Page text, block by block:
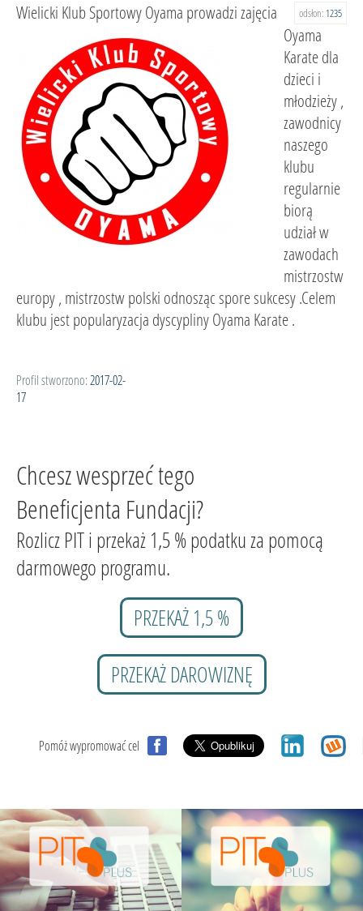
odsłon: 1235
Wielicki Klub Sportowy Oyama prowadzi zajęcia
Oyama
Karate dla
dzieci i
młodzieży ,
zawodnicy
naszego
klubu
regularnie
biorą
udział w
zawodach
mistrzostw
europy , mistrzostw polski odnosząc spore sukcesy .Celem
klubu jest popularyzacja dyscypliny Oyama Karate .
Profil stworzono: 2017-02-
17
Chcesz wesprzeć tego
Beneficjenta Fundacji?
Rozlicz PIT i przekaż 1,5 % podatku za pomocą
darmowego programu.
PRZEKAŻ 1,5 %
PRZEKAŻ DAROWIZNĘ
Pomóż wypromować cel